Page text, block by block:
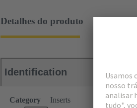
Detalhes do produto
Identification
Category Inserts